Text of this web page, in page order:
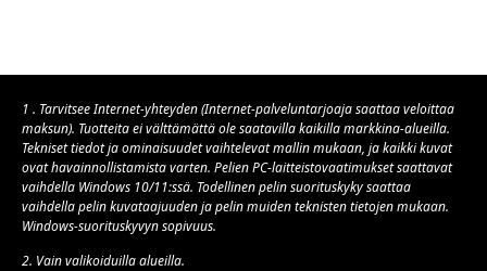
1 . Tarvitsee Internet-yhteyden (Internet-palveluntarjoaja saattaa veloittaa
maksun). Tuotteita ei välttämättä ole saatavilla kaikilla markkina-alueilla.
Tekniset tiedot ja ominaisuudet vaihtelevat mallin mukaan, ja kaikki kuvat
ovat havainnollistamista varten. Pelien PC-laitteistovaatimukset saattavat
vaihdella Windows 10/11:ssä. Todellinen pelin suorituskyky saattaa
vaihdella pelin kuvataajuuden ja pelin muiden teknisten tietojen mukaan.
Windows-suorituskyvyn sopivuus.
2. Vain valikoiduilla alueilla.